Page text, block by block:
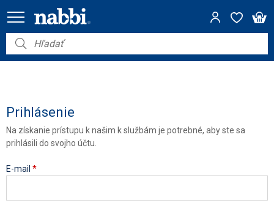
Nábytok
Dom a záhrada
Akcie
Prihlásenie
Na získanie prístupu k našim k službám je potrebné, aby ste sa
prihlásili do svojho účtu.
E-mail *